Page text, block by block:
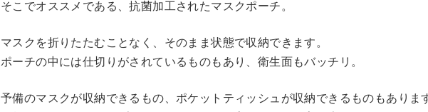
そこでオススメである、抗菌加工されたマスクポーチ。
マスクを折りたたむことなく、そのまま状態で収納できます。
ポーチの中には仕切りがされているものもあり、衛生面もバッチリ。
予備のマスクが収納できるもの、ポケットティッシュが収納できるものもありま